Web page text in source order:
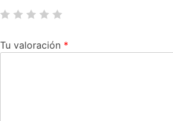
Tu valoración *